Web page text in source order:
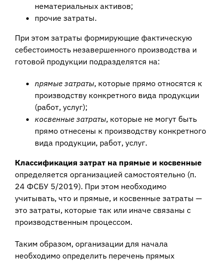
нематериальных активов;
прочие затраты.
При этом затраты формирующие фактическую
себестоимость незавершенного производства и
готовой продукции подразделятся на:
прямые затраты, которые прямо относятся к
производству конкретного вида продукции
(работ, услуг);
косвенные затраты, которые не могут быть
прямо отнесены к производству конкретного
вида продукции, работ, услуг.
Классификация затрат на прямые и косвенные
определяется организацией самостоятельно (п.
24 ФСБУ 5/2019). При этом необходимо
учитывать, что и прямые, и косвенные затраты —
это затраты, которые так или иначе связаны с
производственным процессом.
Таким образом, организации для начала
необходимо определить перечень прямых